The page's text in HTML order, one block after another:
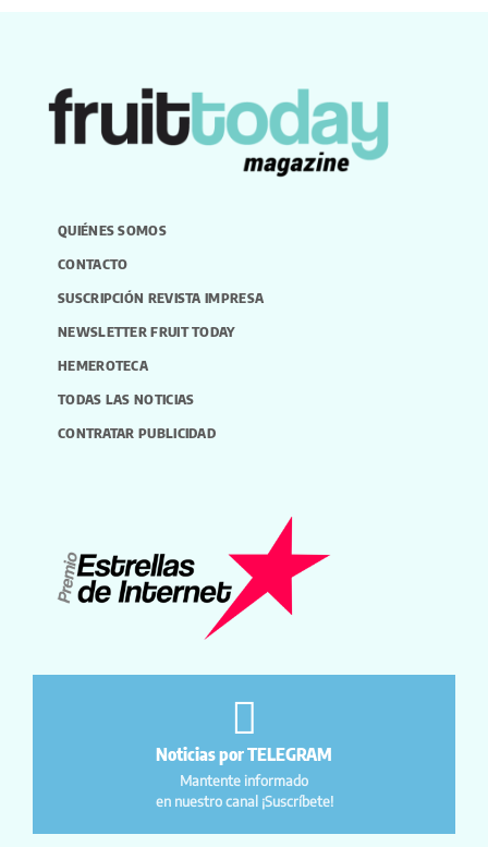
QUIÉNES SOMOS
CONTACTO
SUSCRIPCIÓN REVISTA IMPRESA
NEWSLETTER FRUIT TODAY
HEMEROTECA
TODAS LAS NOTICIAS
CONTRATAR PUBLICIDAD
Noticias por TELEGRAM
Mantente informado
en nuestro canal ¡Suscríbete!